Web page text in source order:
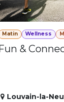
Matin Wellness
&
Louvain-la-